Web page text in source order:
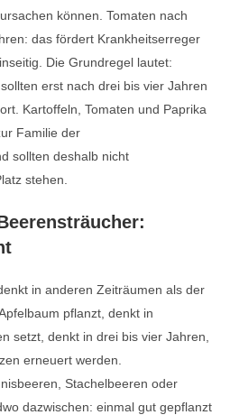
können. Tomaten nach
das fördert Krankheitserreger
Die Grundregel lautet:
erst nach drei bis vier Jahren
Kartoffeln, Tomaten und Paprika
Familie der
sollten deshalb nicht
stehen.
in anderen Zeiträumen als der
pflanzt, denkt in
setzt, denkt in drei bis vier Jahren,
erneuert werden.
Stachelbeeren oder
dazwischen: einmal gut gepflanzt